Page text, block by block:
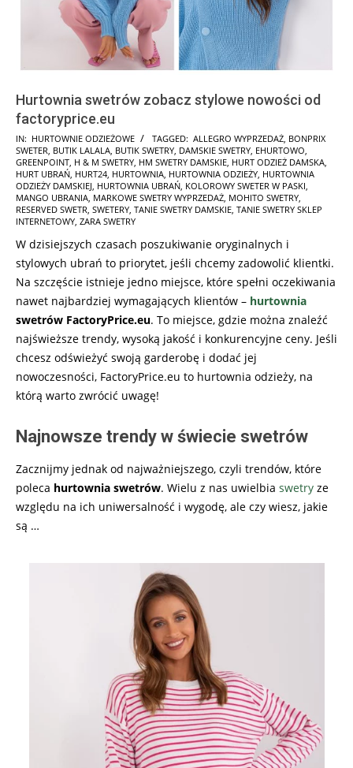
Hurtownia swetrów zobacz stylowe nowości od
factoryprice.eu
2026-
01-
28
IN: HURTOWNIE ODZIEŻOWE TAGGED: ALLEGRO WYPRZEDAŻ BONPRIX
SWETER BUTIK LALALA BUTIK SWETRY DAMSKIE SWETRY EHURTOWO
GREENPOINT H & M SWETRY HM SWETRY DAMSKIE HURT ODZIEŻ DAMSKA
HURT UBRAŃ HURT24 HURTOWNIA HURTOWNIA ODZIEŻY HURTOWNIA
ODZIEŻY DAMSKIEJ HURTOWNIA UBRAŃ KOLOROWY SWETER W PASKI
MANGO UBRANIA MARKOWE SWETRY WYPRZEDAŻ MOHITO SWETRY
RESERVED SWETR SWETERY TANIE SWETRY DAMSKIE TANIE SWETRY SKLEP
INTERNETOWY ZARA SWETRY
W dzisiejszych czasach poszukiwanie oryginalnych i
stylowych ubrań to priorytet, jeśli chcemy zadowolić klientki.
Na szczęście istnieje jedno miejsce, które spełni oczekiwania
nawet najbardziej wymagających klientów – hurtownia
swetrów FactoryPrice.eu. To miejsce, gdzie można znaleźć
najświeższe trendy, wysoką jakość i konkurencyjne ceny. Jeśli
chcesz odświeżyć swoją garderobę i dodać jej
nowoczesności, FactoryPrice.eu to hurtownia odzieży, na
którą warto zwrócić uwagę!
Najnowsze trendy w świecie swetrów
Zacznijmy jednak od najważniejszego, czyli trendów, które
poleca hurtownia swetrów. Wielu z nas uwielbia swetry ze
względu na ich uniwersalność i wygodę, ale czy wiesz, jakie
są …